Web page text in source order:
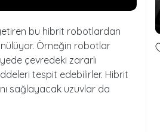
bu hibrit robotlardan
Örneğin robotlar
çevredeki zararlı
tespit edebilirler. Hibrit
sağlayacak uzuvlar da